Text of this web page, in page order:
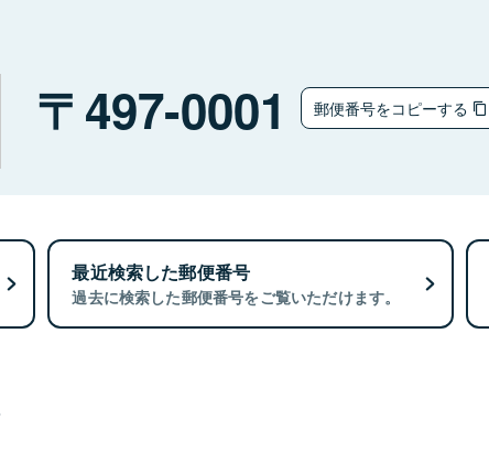
497-0001 郵便番号をコピーする
最近検索した郵便番号
過去に検索した郵便番号をご覧いただけます。